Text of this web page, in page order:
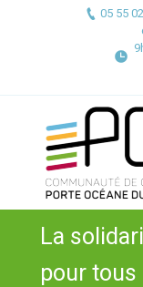
05 55
La
pour tous